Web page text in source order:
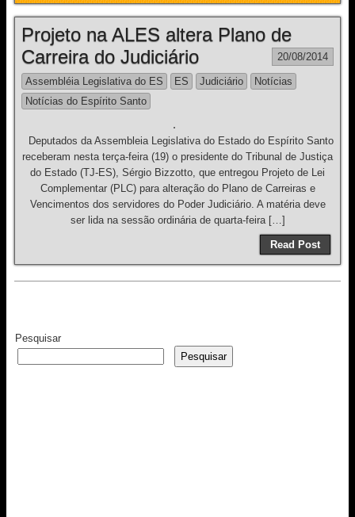
Projeto na ALES altera Plano de
Carreira do Judiciário
20/08/2014
Assembléia Legislativa do ES ES Judiciário
Notícias
Notícias do Espírito Santo
Deputados da Assembleia Legislativa do Estado do Espírito Santo
receberam nesta terça-feira (19) o presidente do Tribunal de Justiça
do Estado (TJ-ES), Sérgio Bizzotto, que entregou Projeto de Lei
Complementar (PLC) para alteração do Plano de Carreiras e
Vencimentos dos servidores do Poder Judiciário. A matéria deve
ser lida na sessão ordinária de quarta-feira […]
Read Post
Pesquisar
Pesquisar